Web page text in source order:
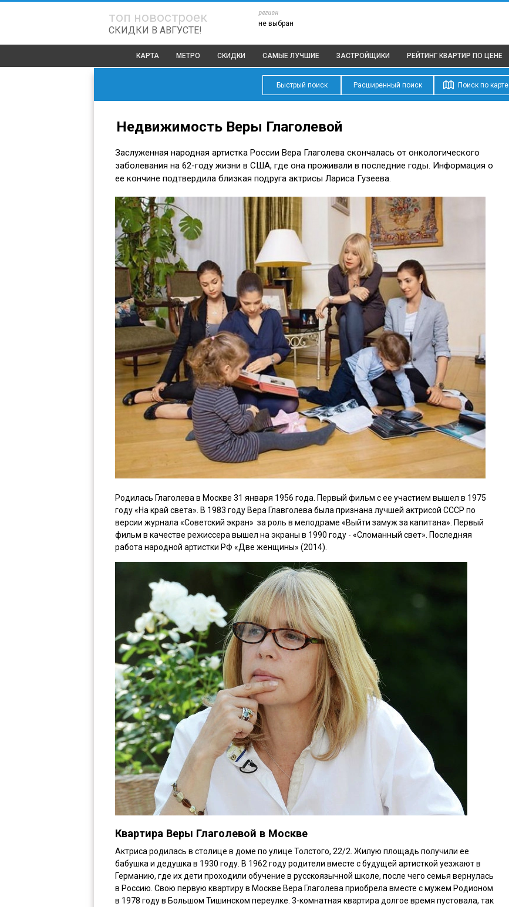
топ новостроек
СКИДКИ В АВГУСТЕ!
регион
не выбран
КАРТА МЕТРО СКИДКИ САМЫЕ ЛУЧШИЕ ЗАСТРОЙЩИКИ РЕЙТИНГ КВАРТИР ПО ЦЕНЕ
Быстрый поиск Расширенный поиск Поиск по карте
Недвижимость Веры Глаголевой
Заслуженная народная артистка России Вера Глаголева скончалась от онкологического
заболевания на 62-году жизни в США, где она проживали в последние годы. Информация о
ее кончине подтвердила близкая подруга актрисы Лариса Гузеева.
Родилась Глаголева в Москве 31 января 1956 года. Первый фильм с ее участием вышел в 1975
году «На край света». В 1983 году Вера Главголева была признана лучшей актрисой СССР по
версии журнала «Советский экран» за роль в мелодраме «Выйти замуж за капитана». Первый
фильм в качестве режиссера вышел на экраны в 1990 году - «Сломанный свет». Последняя
работа народной артистки РФ «Две женщины» (2014).
Квартира Веры Глаголевой в Москве
Актриса родилась в столице в доме по улице Толстого, 22/2. Жилую площадь получили ее
бабушка и дедушка в 1930 году. В 1962 году родители вместе с будущей артисткой уезжают в
Германию, где их дети проходили обучение в русскоязычной школе, после чего семья вернулась
в Россию. Свою первую квартиру в Москве Вера Глаголева приобрела вместе с мужем Родионом
в 1978 году в Большом Тишинском переулке. 3-комнатная квартира долгое время пустовала, так